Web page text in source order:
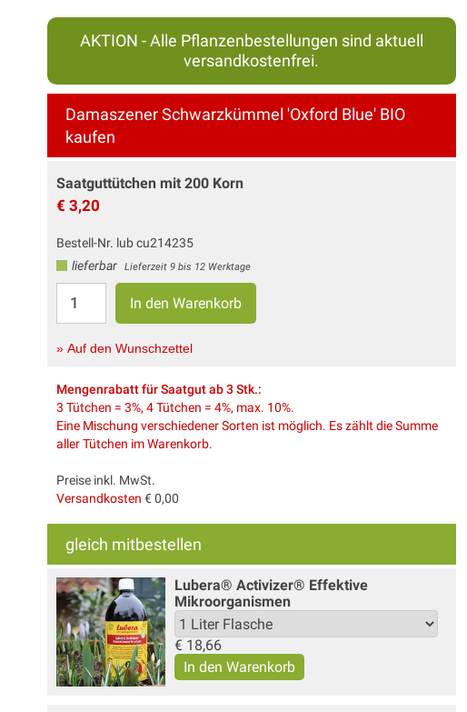
AKTION - Alle Pflanzenbestellungen sind aktuell
versandkostenfrei.
Damaszener Schwarzkümmel 'Oxford Blue' BIO
kaufen
Saatguttütchen mit 200 Korn
€ 3,20
Bestell-Nr. lub cu214235
lieferbar
Lieferzeit 9 bis 12 Werktage
» Auf den Wunschzettel
Mengenrabatt für Saatgut ab 3 Stk.:
3 Tütchen = 3%, 4 Tütchen = 4%, max. 10%.
Eine Mischung verschiedener Sorten ist möglich. Es zählt die Summe
aller Tütchen im Warenkorb.
Preise inkl. MwSt.
Versandkosten € 0,00
gleich mitbestellen
Lubera® Activizer® Effektive
Mikroorganismen
€ 18,66